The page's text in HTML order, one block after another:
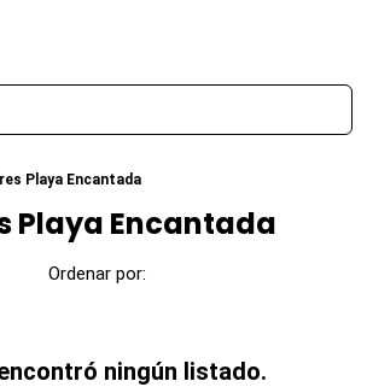
Playa Encantada
Playa Encantada
Ordenar por:
ningún listado.